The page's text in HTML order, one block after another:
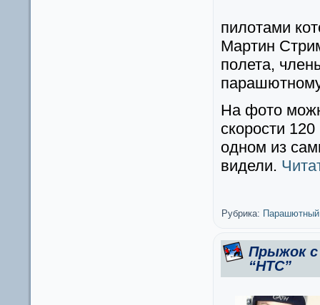
пилотами
Мартин
полета,
На фото
скорости
одном из
видели.
Рубрика: Парашютный
Прыжок
“HTC”